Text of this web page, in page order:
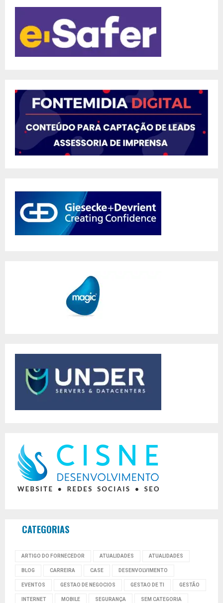
CATEGORIAS
ARTIGO DO FORNECEDOR ATUALIDADES ATUALIDADES
BLOG CARREIRA CASE DESENVOLVIMENTO
EVENTOS GESTAO DE NEGOCIOS GESTAO DE TI GESTÃO
INTERNET MOBILE SEGURANÇA SEM CATEGORIA